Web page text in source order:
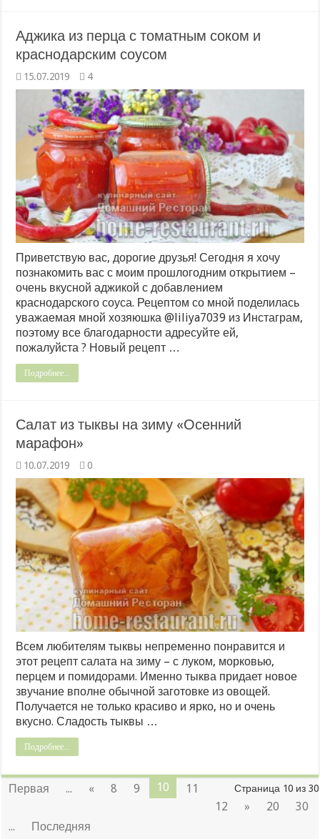
Аджика из перца с томатным соком и
краснодарским соусом
15.07.2019 4
Приветствую вас, дорогие друзья! Сегодня я хочу
познакомить вас с моим прошлогодним открытием –
очень вкусной аджикой с добавлением
краснодарского соуса. Рецептом со мной поделилась
уважаемая мной хозяюшка @liliya7039 из Инстаграм,
поэтому все благодарности адресуйте ей,
пожалуйста ? Новый рецепт …
Подробнее...
Салат из тыквы на зиму «Осенний
марафон»
10.07.2019 0
Всем любителям тыквы непременно понравится и
этот рецепт салата на зиму – с луком, морковью,
перцем и помидорами. Именно тыква придает новое
звучание вполне обычной заготовке из овощей.
Получается не только красиво и ярко, но и очень
вкусно. Сладость тыквы …
Подробнее...
Страница 10 из 30
Первая ... « 8 9 10
11
12
» 20
30
...
Последняя